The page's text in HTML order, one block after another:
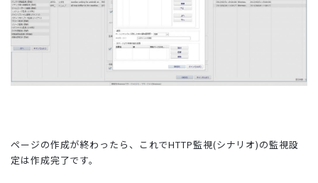
ページの作成が終わったら、これでHTTP監視(シナリオ)の監視設
定は作成完了です。